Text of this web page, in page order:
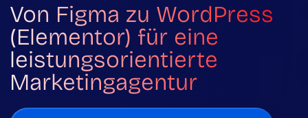
Von Figma zu WordPress
(Elementor) für eine
leistungsorientierte
Marketingagentur